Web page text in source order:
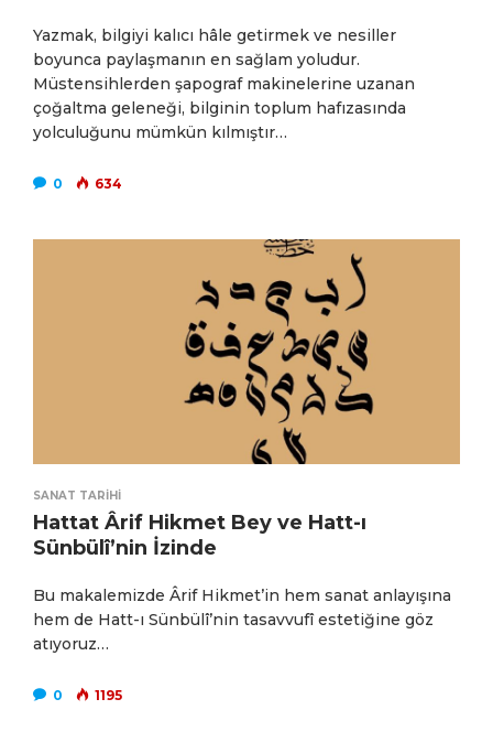
Yazmak, bilgiyi kalıcı hâle getirmek ve nesiller
boyunca paylaşmanın en sağlam yoludur.
Müstensihlerden şapograf makinelerine uzanan
çoğaltma geleneği, bilginin toplum hafızasında
yolculuğunu mümkün kılmıştır…
0 634
SANAT TARIHI
Hattat Ârif Hikmet Bey ve Hatt-ı
Sünbülî’nin İzinde
Bu makalemizde Ârif Hikmet’in hem sanat anlayışına
hem de Hatt-ı Sünbülî’nin tasavvufî estetiğine göz
atıyoruz…
0 1195